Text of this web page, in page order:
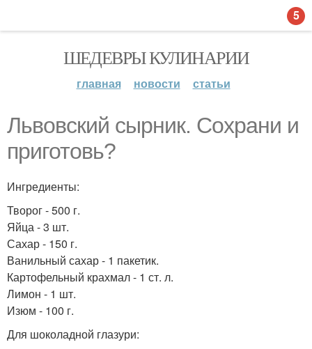
ШЕДЕВРЫ КУЛИНАРИИ
главная новости статьи
Львовский сырник. Сохрани и
приготовь?
Ингредиенты:
Творог - 500 г.
Яйца - 3 шт.
Сахар - 150 г.
Ванильный сахар - 1 пакетик.
Картофельный крахмал - 1 ст. л.
Лимон - 1 шт.
Изюм - 100 г.
Для шоколадной глазури:
5